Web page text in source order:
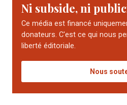
Ni subside, ni
Ce média est financé
donateurs. C'est ce qui nous
liberté éditoriale.
Nous